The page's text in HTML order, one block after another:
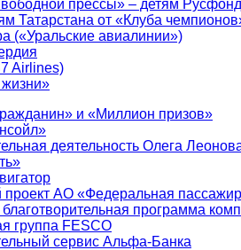
прессы» – детям
Татарстана от «Клуба
(«Уральские авиалинии»)
Airlines)
и «Миллион призов»
деятельность Олега
АО «Федеральная
программа
группа FESCO
сервис Альфа-Банка